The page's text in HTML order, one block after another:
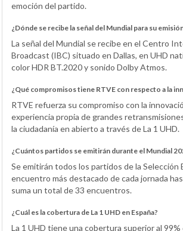
emoción del partido.
¿Dónde se recibe la señal del Mundial para su
La señal del Mundial se recibe en el Centro
Broadcast (IBC) situado en Dallas, en UHD
color HDR BT.2020 y sonido Dolby Atmos.
¿Qué compromisos tiene RTVE con respecto a la
RTVE refuerza su compromiso con la
experiencia propia de grandes
la ciudadanía en abierto a través de La 1 UHD.
¿Cuántos partidos se emitirán durante el Mundial
Se emitirán todos los partidos de la Selección
encuentro más destacado de cada jornada
suma un total de 33 encuentros.
¿Cuál es la cobertura de La 1 UHD en España?
La 1 UHD tiene una cobertura superior al 99%